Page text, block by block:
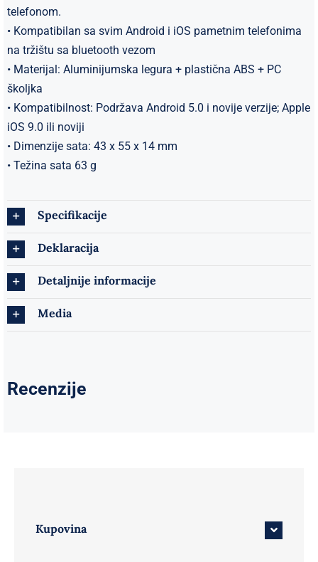
telefonom.
• Kompatibilan sa svim Android i iOS pametnim telefonima
na tržištu sa bluetooth vezom
• Materijal: Aluminijumska legura + plastična ABS + PC
školjka
• Kompatibilnost: Podržava Android 5.0 i novije verzije; Apple
iOS 9.0 ili noviji
• Dimenzije sata: 43 x 55 x 14 mm
• Težina sata 63 g
Specifikacije
Deklaracija
Detaljnije informacije
Media
Recenzije
Kupovina